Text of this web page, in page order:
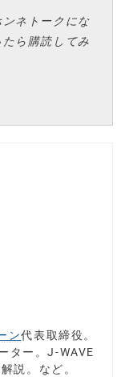
ネトークにな
ら購読してみ
ン代表取締役。
ター。J-WAVE
説。など。